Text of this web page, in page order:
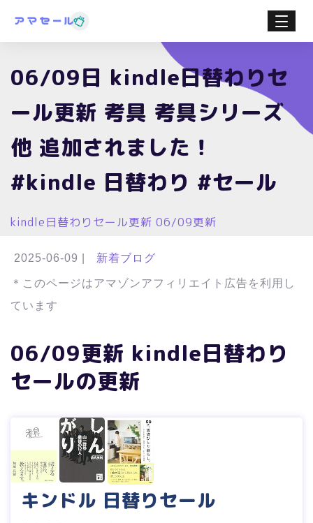
06/09日 kindle日替わりセ
ール更新 考具 考具シリーズ
他 追加されました！
#kindle 日替わり #セール
kindle日替わりセール更新 06/09更新
2025-06-09 新着ブログ
＊このページはアマゾンアフィリエイト広告を利用し
ています
06/09更新 kindle日替わり
セールの更新
キンドル 日替りセール